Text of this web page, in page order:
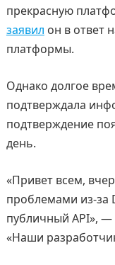
прекрасную
заявил он в ответ
платформы.
Однако долгое
подтверждала
подтверждение
день.
«Привет всем,
проблемами из-за
публичный API», —
«Наши